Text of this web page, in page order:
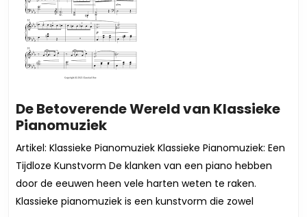
De Betoverende Wereld van Klassieke
PianomuziekDe
Betoverende
Wereld
van
Klassieke
Pianomuziek
Artikel: Klassieke Pianomuziek Klassieke Pianomuziek: Een
Tijdloze Kunstvorm De klanken van een piano hebben
door de eeuwen heen vele harten weten te raken.
Klassieke pianomuziek is een kunstvorm die zowel